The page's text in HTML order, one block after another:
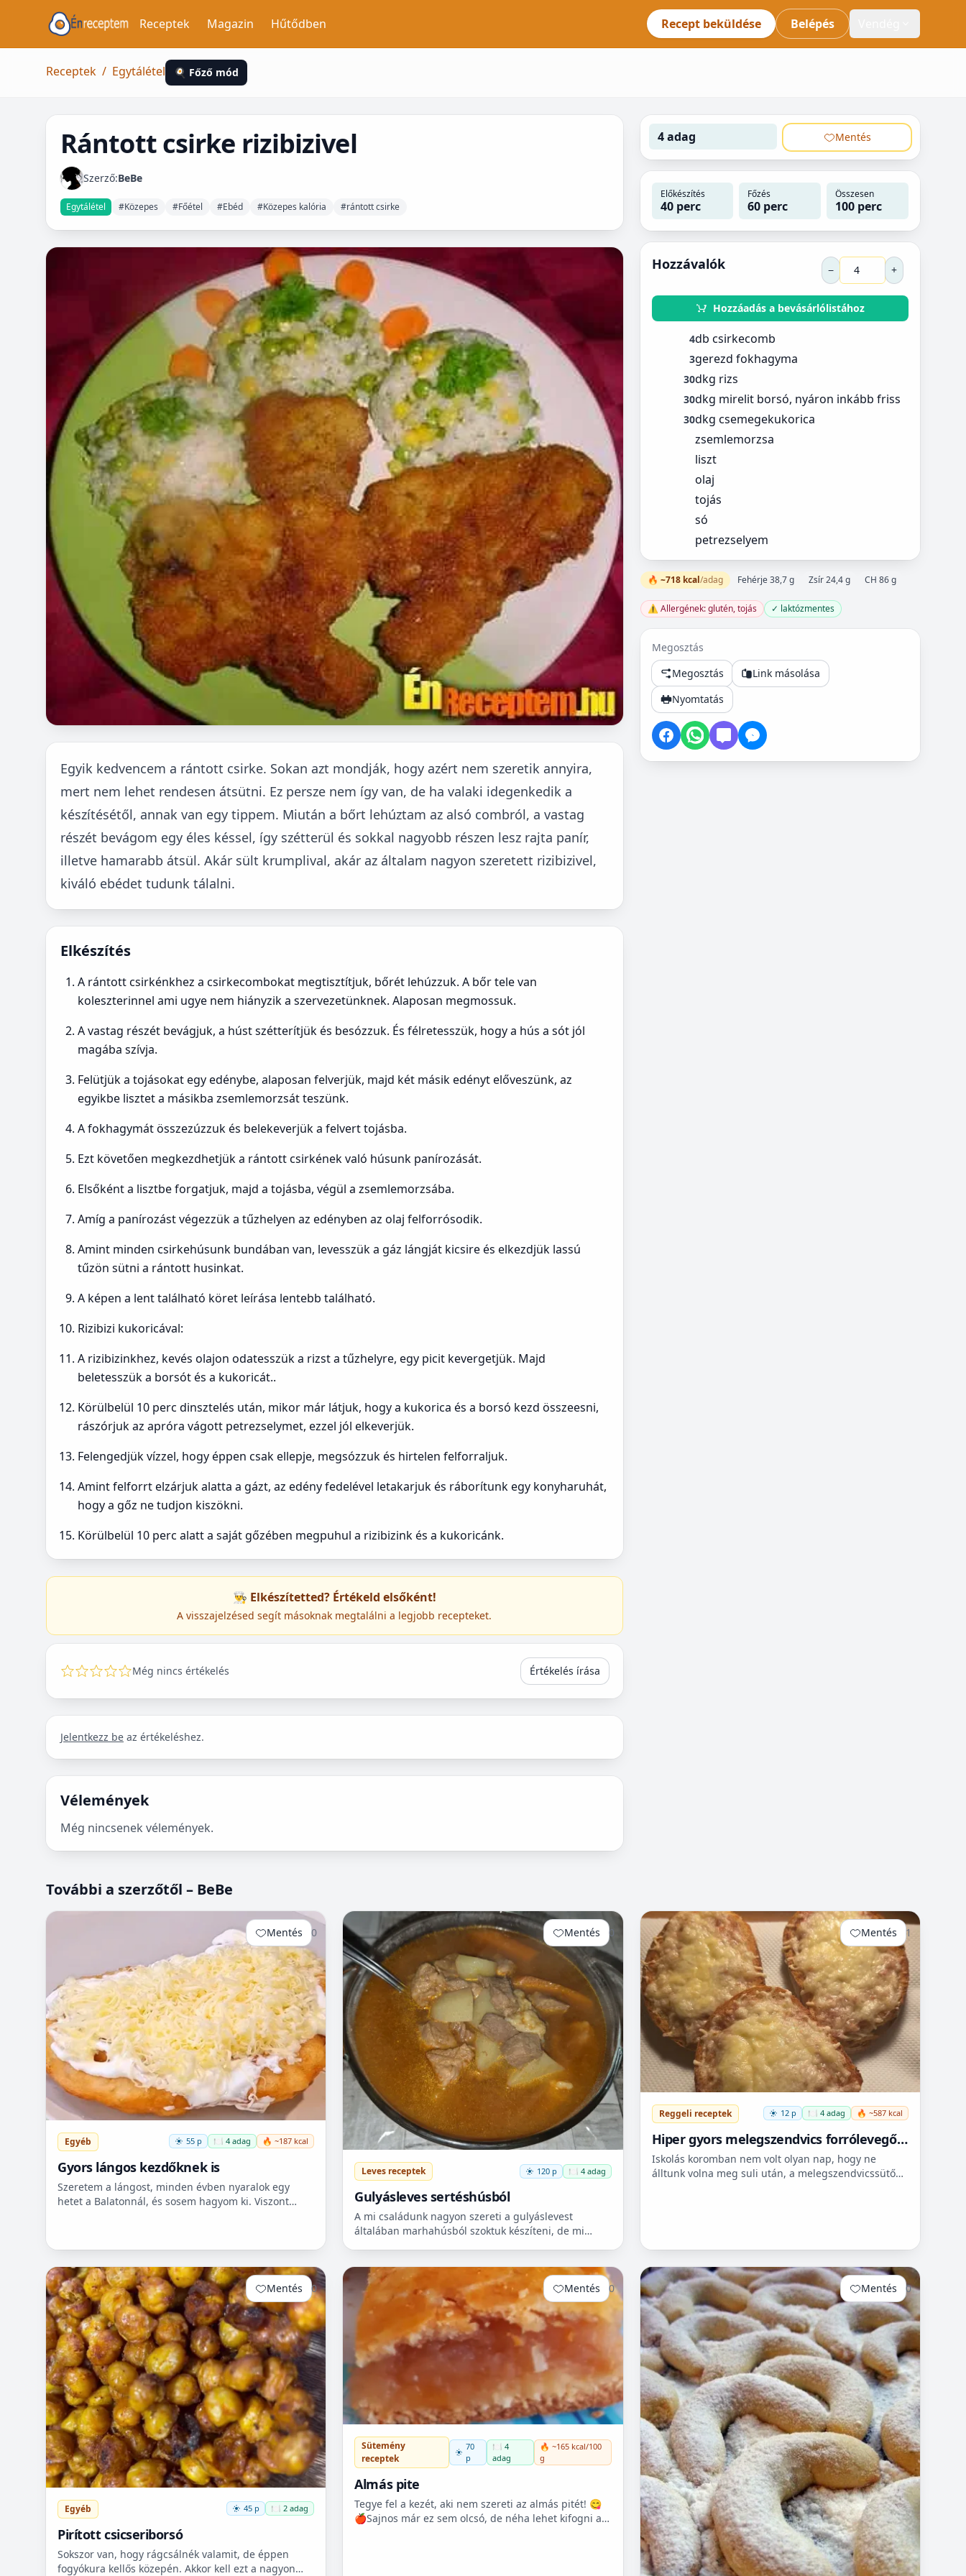
Receptek Magazin Hűtődben Recept beküldése Belépés
Receptek / Egytálétel 🍳 Főző mód
Rántott csirke rizibizivel
Szerző:BeBe
Egytálétel #Közepes #Főétel #Ebéd #Közepes kalória #rántott csirke
Egyik kedvencem a rántott csirke. Sokan azt mondják, hogy azért nem szeretik annyira,
mert nem lehet rendesen átsütni. Ez persze nem így van, de ha valaki idegenkedik a
készítésétől, annak van egy tippem. Miután a bőrt lehúztam az alsó combról, a vastag
részét bevágom egy éles késsel, így szétterül és sokkal nagyobb részen lesz rajta panír,
illetve hamarabb átsül. Akár sült krumplival, akár az általam nagyon szeretett rizibizivel,
kiváló ebédet tudunk tálalni.
Elkészítés
A rántott csirkénkhez a csirkecombokat megtisztítjuk, bőrét lehúzzuk. A bőr tele van
koleszterinnel ami ugye nem hiányzik a szervezetünknek. Alaposan megmossuk.
A vastag részét bevágjuk, a húst szétterítjük és besózzuk. És félretesszük, hogy a hús a sót jól
magába szívja.
Felütjük a tojásokat egy edénybe, alaposan felverjük, majd két másik edényt előveszünk, az
egyikbe lisztet a másikba zsemlemorzsát teszünk.
A fokhagymát összezúzzuk és belekeverjük a felvert tojásba.
Ezt követően megkezdhetjük a rántott csirkének való húsunk panírozását.
Elsőként a lisztbe forgatjuk, majd a tojásba, végül a zsemlemorzsába.
Amíg a panírozást végezzük a tűzhelyen az edényben az olaj felforrósodik.
Amint minden csirkehúsunk bundában van, levesszük a gáz lángját kicsire és elkezdjük lassú
tűzön sütni a rántott husinkat.
A képen a lent található köret leírása lentebb található.
Rizibizi kukoricával:
A rizibizinkhez, kevés olajon odatesszük a rizst a tűzhelyre, egy picit kevergetjük. Majd
beletesszük a borsót és a kukoricát..
Körülbelül 10 perc dinsztelés után, mikor már látjuk, hogy a kukorica és a borsó kezd összeesni,
rászórjuk az apróra vágott petrezselymet, ezzel jól elkeverjük.
Felengedjük vízzel, hogy éppen csak ellepje, megsózzuk és hirtelen felforraljuk.
Amint felforrt elzárjuk alatta a gázt, az edény fedelével letakarjuk és ráborítunk egy konyharuhát,
hogy a gőz ne tudjon kiszökni.
Körülbelül 10 perc alatt a saját gőzében megpuhul a rizibizink és a kukoricánk.
👨‍🍳 Elkészítetted? Értékeld elsőként!
A visszajelzésed segít másoknak megtalálni a legjobb recepteket.
Még nincs értékelés Értékelés írása
Jelentkezz be az értékeléshez.
Vélemények
Még nincsenek vélemények.
4 adag Mentés
Előkészítés
40 perc
Főzés
60 perc
Összesen
100 perc
Hozzávalók − +
Hozzáadás a bevásárlólistához
4db csirkecomb
3gerezd fokhagyma
30dkg rizs
30dkg mirelit borsó, nyáron inkább friss
30dkg csemegekukorica
zsemlemorzsa
liszt
olaj
tojás
só
petrezselyem
🔥 ~718 kcal/adag Fehérje 38,7 g Zsír 24,4 g CH 86 g
⚠️ Allergének: glutén, tojás ✓ laktózmentes
Megosztás
Megosztás
Link másolása
Nyomtatás
További a szerzőtől – BeBe
Mentés 0
Egyéb 55 p 🍽️ 4 adag 🔥 ~187 kcal
Gyors lángos kezdőknek is
Szeretem a lángost, minden évben nyaralok egy
hetet a Balatonnál, és sosem hagyom ki. Viszont
Mentés 0
Leves receptek 120 p 🍽️ 4 adag
Gulyásleves sertéshúsból
A mi családunk nagyon szereti a gulyáslevest
általában marhahúsból szoktuk készíteni, de mi
Mentés 1
Reggeli receptek 12 p 🍽️ 4 adag 🔥 ~587 kcal
Hiper gyors melegszendvics forrólevegős
sütőbe
Iskolás koromban nem volt olyan nap, hogy ne
álltunk volna meg suli után, a melegszendvicssütő
Mentés 0
Egyéb 45 p 🍽️ 2 adag
Pirított csicseriborsó
Sokszor van, hogy rágcsálnék valamit, de éppen
fogyókura kellős közepén. Akkor kell ezt a nagyon
Mentés 0
Sütemény
receptek
70
p
🍽️ 4
adag
🔥 ~165 kcal/100
g
Almás pite
Tegye fel a kezét, aki nem szereti az almás pitét! 😋
🍎Sajnos már ez sem olcsó, de néha lehet kifogni a
Mentés 0